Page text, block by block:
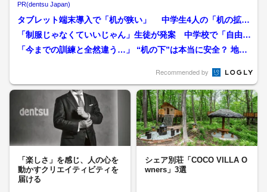
織へ
PR(dentsu Japan)
タブレット端末導入で「机が狭い」 中学生4人の「机の拡張
班」が企業を動かす “...
「制服じゃなくていいじゃん」生徒が発案 中学校で「自由
服」登校 初日は制服が半数...
「今までの訓練と全然違う…」 “机の下”は本当に安全？ 地震
Recommended by
「楽しさ」を感じ、人の心を
動かすクリエイティビティを
届ける
シェア別荘「COCO VILLA O
wners」3選